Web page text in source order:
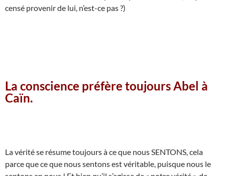
censé provenir de lui, n’est-ce pas ?)
La conscience préfère toujours Abel à
Caïn.
La vérité se résume toujours à ce que nous SENTONS, cela
parce que ce que nous sentons est véritable, puisque nous le